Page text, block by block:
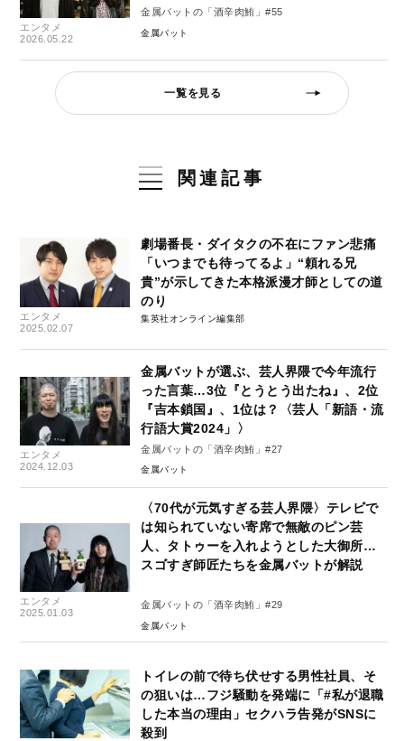
エンタメ
2026.05.22
金属バットの「酒辛肉鮪」#55
金属バット
一覧を見る
関連記事
エンタメ
2025.02.07
劇場番長・ダイタクの不在にファン悲痛
「いつまでも待ってるよ」“頼れる兄
貴”が示してきた本格派漫才師としての道
のり
集英社オンライン編集部
エンタメ
2024.12.03
金属バットが選ぶ、芸人界隈で今年流行
った言葉…3位『とうとう出たね』、2位
『吉本鎖国』、1位は？〈芸人「新語・流
行語大賞2024」〉
金属バットの「酒辛肉鮪」#27
金属バット
エンタメ
2025.01.03
〈70代が元気すぎる芸人界隈〉テレビで
は知られていない寄席で無敵のピン芸
人、タトゥーを入れようとした大御所…
スゴすぎ師匠たちを金属バットが解説
金属バットの「酒辛肉鮪」#29
金属バット
トイレの前で待ち伏せする男性社員、そ
の狙いは…フジ騒動を発端に「#私が退職
した本当の理由」セクハラ告発がSNSに
殺到